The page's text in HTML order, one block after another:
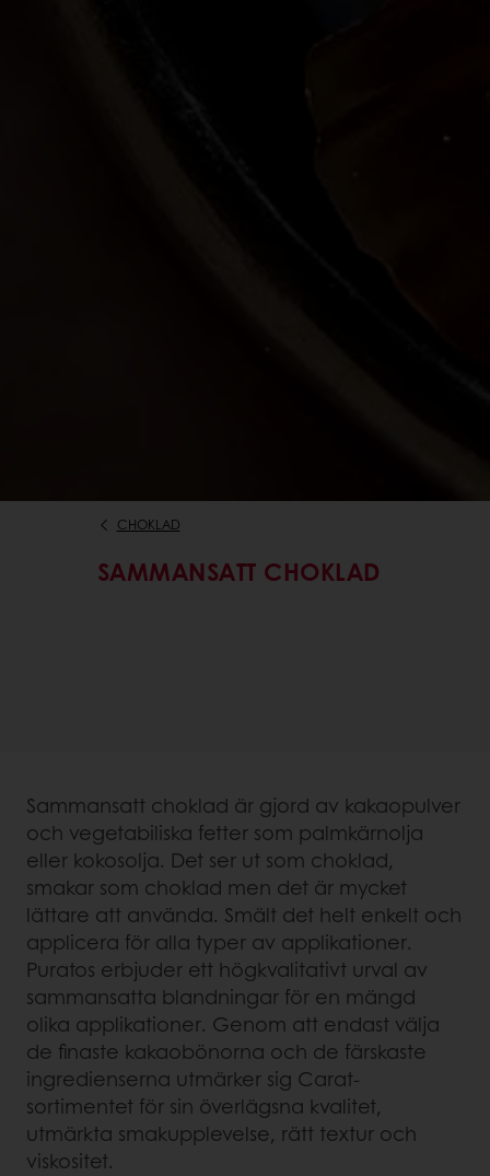
CHOKLAD
SAMMANSATT CHOKLAD
Sammansatt choklad är gjord av kakaopulver
och vegetabiliska fetter som palmkärnolja
eller kokosolja. Det ser ut som choklad,
smakar som choklad men det är mycket
lättare att använda. Smält det helt enkelt och
applicera för alla typer av applikationer.
Puratos erbjuder ett högkvalitativt urval av
sammansatta blandningar för en mängd
olika applikationer. Genom att endast välja
de finaste kakaobönorna och de färskaste
ingredienserna utmärker sig Carat-
sortimentet för sin överlägsna kvalitet,
utmärkta smakupplevelse, rätt textur och
viskositet.